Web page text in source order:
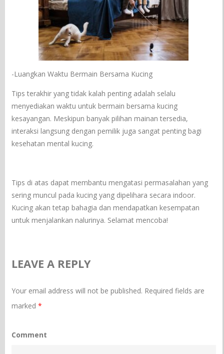
-Luangkan Waktu Bermain Bersama Kucing
Tips terakhir yang tidak kalah penting adalah selalu
menyediakan waktu untuk bermain bersama kucing
kesayangan. Meskipun banyak pilihan mainan tersedia,
interaksi langsung dengan pemilik juga sangat penting bagi
kesehatan mental kucing.
Tips di atas dapat membantu mengatasi permasalahan yang
sering muncul pada kucing yang dipelihara secara indoor.
Kucing akan tetap bahagia dan mendapatkan kesempatan
untuk menjalankan nalurinya. Selamat mencoba!
LEAVE A REPLY
Your email address will not be published. Required fields are
marked*
Comment